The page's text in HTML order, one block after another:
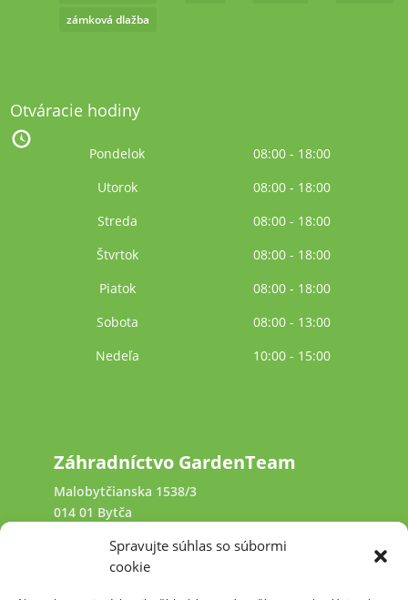
Spravujte súhlas so súbormi
cookie
zámková dlažba
Otváracie hodiny
Pondelok
08:00 - 18:00
Utorok
08:00 - 18:00
Streda
08:00 - 18:00
Štvrtok
08:00 - 18:00
Piatok
08:00 - 18:00
Sobota
08:00 - 13:00
Nedeľa
10:00 - 15:00
Záhradníctvo GardenTeam
Malobytčianska 1538/3
014 01 Bytča
+421 940 641 231